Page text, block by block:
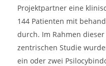
Projektpartner eine
144 Patienten mit
durch. Im Rahmen
zentrischen Studie
ein oder zwei